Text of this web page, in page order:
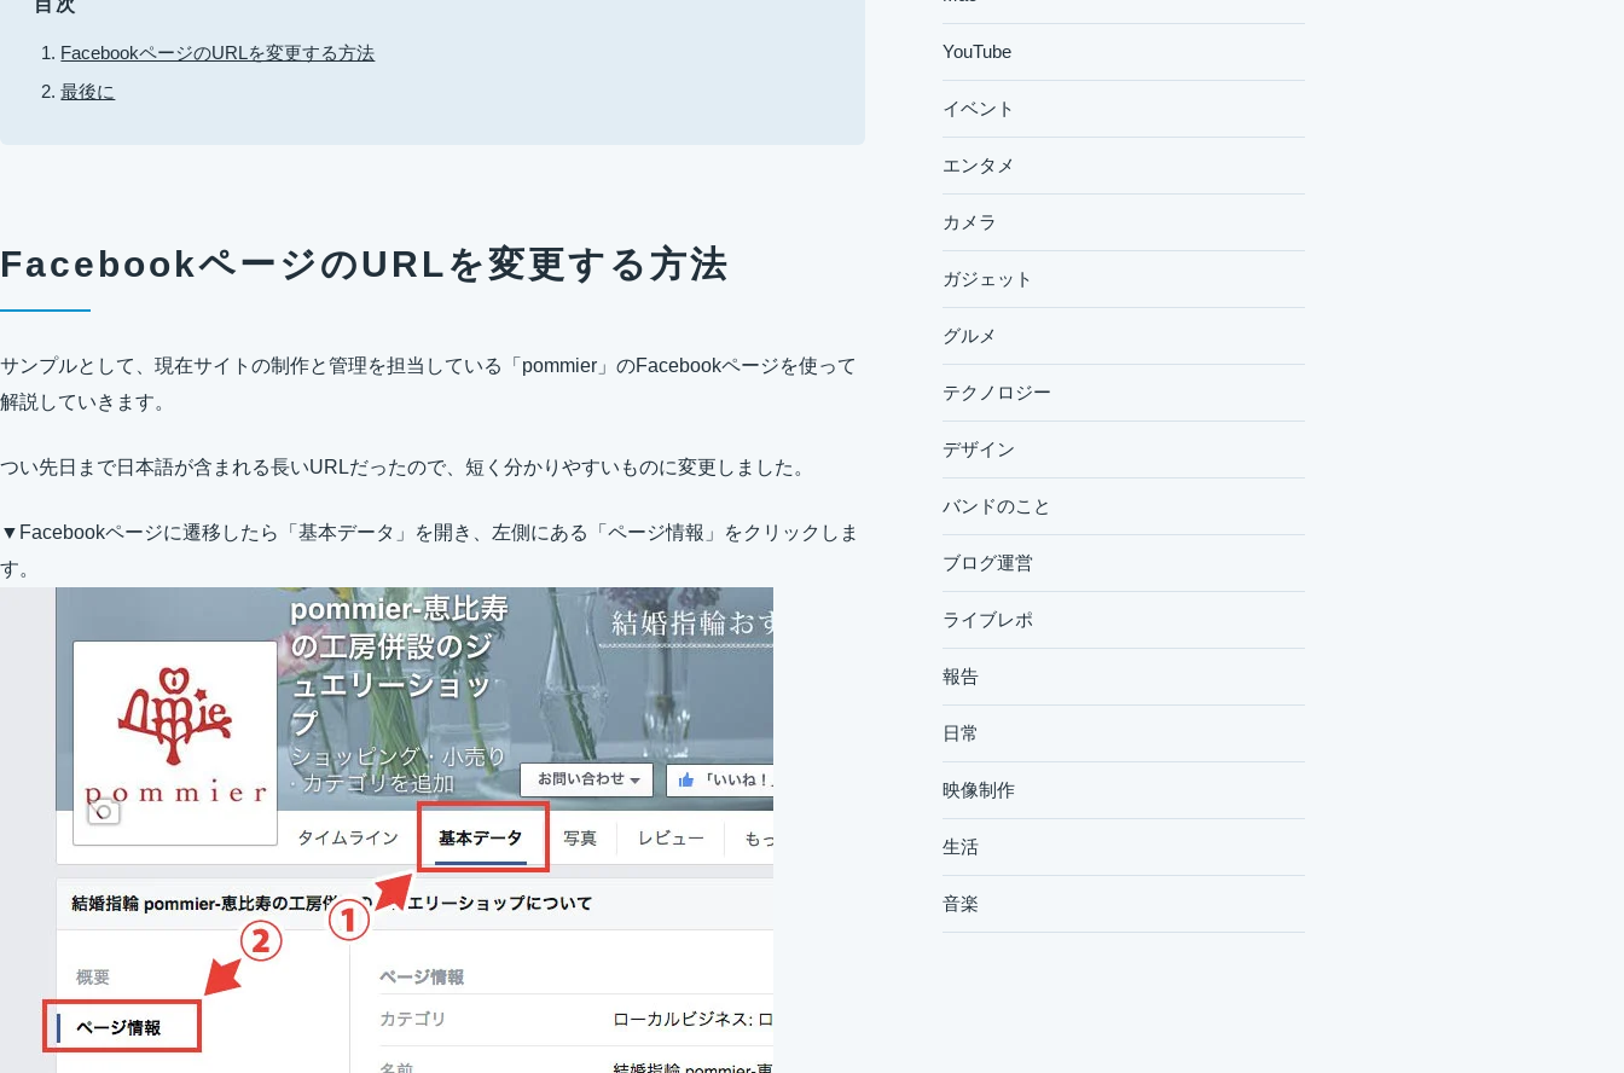
FacebookページのURLを変更する方法
最後に
FacebookページのURLを変更する方法
サンプルとして、現在サイトの制作と管理を担当している「pommier」のFacebookページを使って
解説していきます。
つい先日まで日本語が含まれる長いURLだったので、短く分かりやすいものに変更しました。
▼Facebookページに遷移したら「基本データ」を開き、左側にある「ページ情報」をクリックしま
す。
YouTube
イベント
エンタメ
カメラ
ガジェット
グルメ
テクノロジー
デザイン
バンドのこと
ブログ運営
ライブレポ
報告
日常
映像制作
生活
音楽